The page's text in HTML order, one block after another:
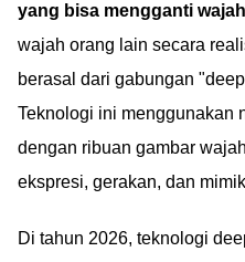
yang bisa mengganti
wajah orang lain secara
berasal dari gabungan
Teknologi ini menggunakan
dengan ribuan gambar
ekspresi, gerakan, dan
Di tahun 2026, teknologi